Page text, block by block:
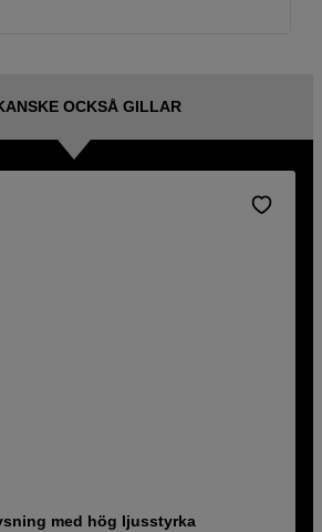
OCKSÅ GILLAR
med hög ljusstyrka